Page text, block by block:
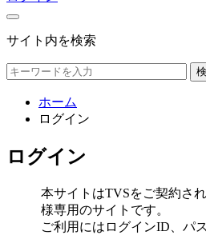
サイト内を検索
ホーム
ログイン
ログイン
本サイトはTVSをご契約さ
様専用のサイトです。
ご利用にはログインID、パ